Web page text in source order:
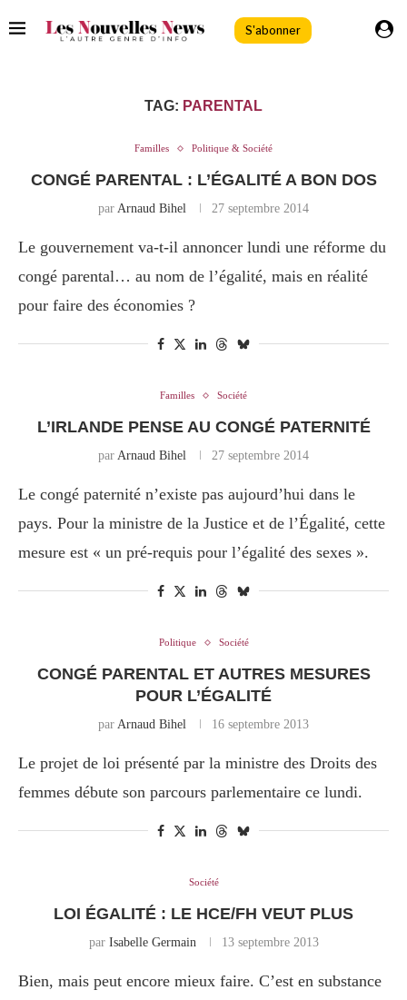
S'abonner
TAG: PARENTAL
Familles Politique & Société
CONGÉ PARENTAL : L’ÉGALITÉ A BON DOS
par Arnaud Bihel 27 septembre 2014
Le gouvernement va-t-il annoncer lundi une réforme du
congé parental… au nom de l’égalité, mais en réalité
pour faire des économies ?
Familles Société
L’IRLANDE PENSE AU CONGÉ PATERNITÉ
par Arnaud Bihel 27 septembre 2014
Le congé paternité n’existe pas aujourd’hui dans le
pays. Pour la ministre de la Justice et de l’Égalité, cette
mesure est « un pré-requis pour l’égalité des sexes ».
Politique Société
CONGÉ PARENTAL ET AUTRES MESURES
POUR L’ÉGALITÉ
par Arnaud Bihel 16 septembre 2013
Le projet de loi présenté par la ministre des Droits des
femmes débute son parcours parlementaire ce lundi.
Société
LOI ÉGALITÉ : LE HCE/FH VEUT PLUS
par Isabelle Germain 13 septembre 2013
Bien, mais peut encore mieux faire. C’est en substance